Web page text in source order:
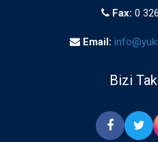
Fax: 0
Email:
Bizi